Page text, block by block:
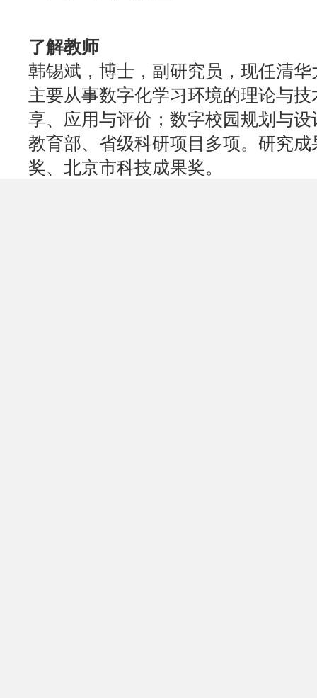
了解教师
韩锡斌，博士，副研究员，现任清
主要从事数字化学习环境的理论与
享、应用与评价；数字校园规划与
教育部、省级科研项目多项。研究
奖、北京市科技成果奖。